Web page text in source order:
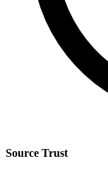
Source Trust